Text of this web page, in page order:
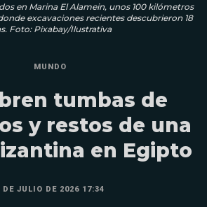
en Marina El Alamein, unos 100 kilómetros
excavaciones recientes descubrieron 18
Foto: Pixabay/Ilustrativa
MUNDO
tumbas de
y restos de una
en Egipto
DE JULIO DE 2026 17:34